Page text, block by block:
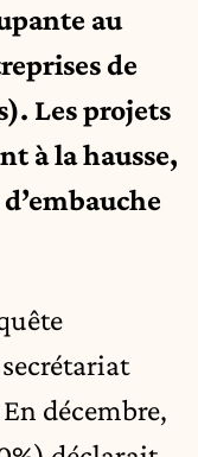
au
de
Les projets
à la hausse,
décembre,